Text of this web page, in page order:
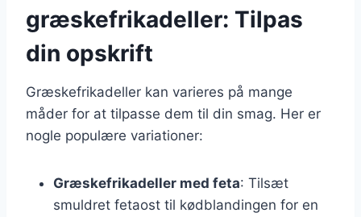
græskefrikadeller: Tilpas
din opskrift
Græskefrikadeller kan varieres på mange
måder for at tilpasse dem til din smag. Her er
nogle populære variationer:
Græskefrikadeller med feta: Tilsæt
smuldret fetaost til kødblandingen for en